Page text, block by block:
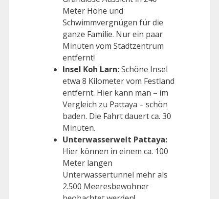
Meter Höhe und
Schwimmvergnügen für die
ganze Familie. Nur ein paar
Minuten vom Stadtzentrum
entfernt!
Insel Koh Larn:Schöne Insel
etwa 8 Kilometer vom Festland
entfernt. Hier kann man – im
Vergleich zu Pattaya – schön
baden. Die Fahrt dauert ca. 30
Minuten.
Unterwasserwelt Pattaya:
Hier können in einem ca. 100
Meter langen
Unterwassertunnel mehr als
2.500 Meeresbewohner